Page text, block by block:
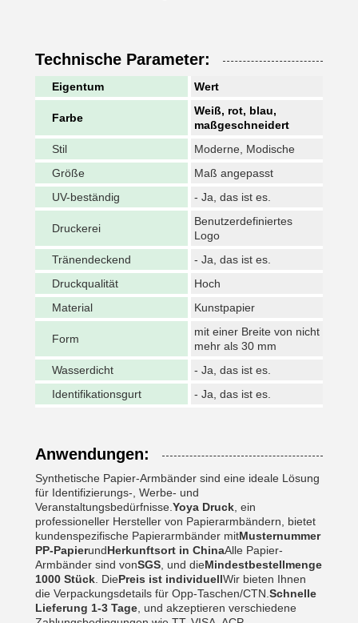
Technische Parameter:
Eigentum Wert
Farbe
Weiß, rot, blau,
maßgeschneidert
Stil
Moderne, Modische
Größe
Maß angepasst
UV-beständig
- Ja, das ist es.
Druckerei
Benutzerdefiniertes
Logo
Tränendeckend
- Ja, das ist es.
Druckqualität
Hoch
Material
Kunstpapier
Form
mit einer Breite von nicht
mehr als 30 mm
Wasserdicht
- Ja, das ist es.
Identifikationsgurt
- Ja, das ist es.
Anwendungen:
Synthetische Papier-Armbänder sind eine ideale Lösung
für Identifizierungs-, Werbe- und
Veranstaltungsbedürfnisse. Yoya Druck , ein
professioneller Hersteller von Papierarmbändern, bietet
kundenspezifische Papierarmbänder mitMusternummer
PP-PapierundHerkunftsort in ChinaAlle Papier-
Armbänder sind vonSGS , und dieMindestbestellmenge
1000 Stück . DiePreis ist individuellWir bieten Ihnen
die Verpackungsdetails für Opp-Taschen/CTN. Schnelle
Lieferung 1-3 Tage , und akzeptieren verschiedene